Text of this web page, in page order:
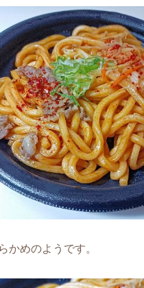
かめのようです。